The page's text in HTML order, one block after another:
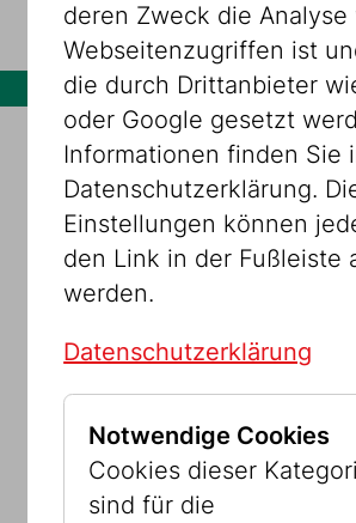
Museum Dorotheergasse
deren Zweck die Analyse
Webseitenzugriffen ist
die durch Drittanbieter
oder Google gesetzt
Informationen finden Sie
Datenschutzerklärung.
Einstellungen können
den Link in der Fußleiste
werden.
Datenschutzerklärung
Notwendige Cookies
Cookies dieser
sind für die